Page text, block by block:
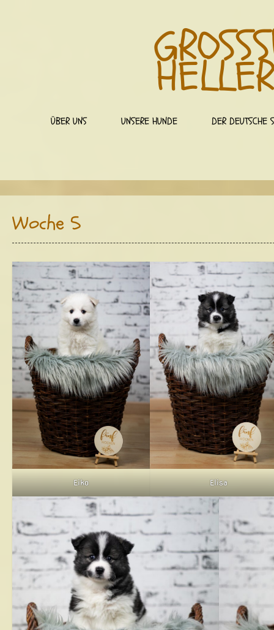
ÜBER UNS UNSERE HUNDE DER DEUTSCHE
Woche 5
Eiko Elisa